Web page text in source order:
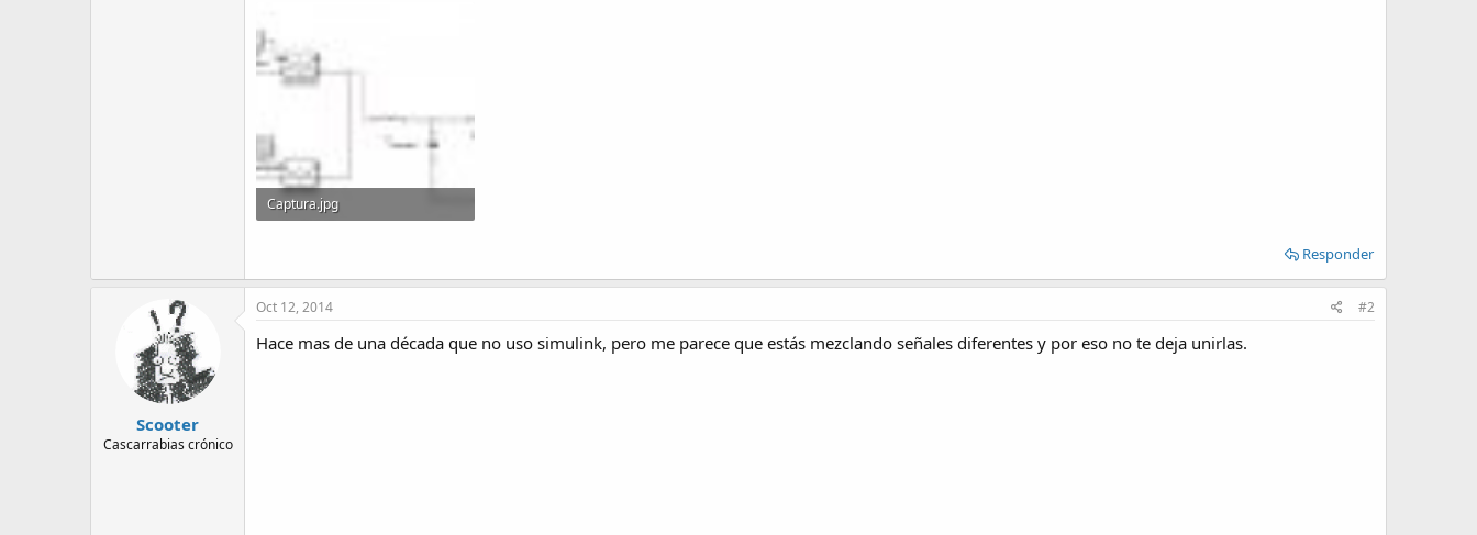
Captura.jpg
Responder
Scooter
Cascarrabias crónico
Oct 12, 2014 #2
Hace mas de una década que no uso simulink, pero me parece que estás mezclando señales diferentes y por eso no te deja unirlas.